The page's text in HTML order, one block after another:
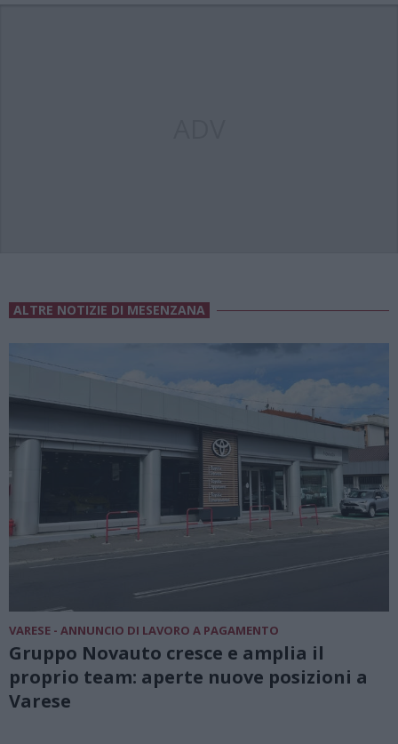
ALTRE NOTIZIE DI MESENZANA
VARESE - ANNUNCIO DI LAVORO A PAGAMENTO
Gruppo Novauto cresce e amplia il
proprio team: aperte nuove posizioni a
Varese